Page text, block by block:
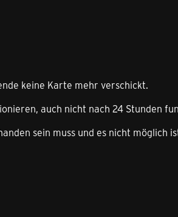
keine Karte mehr verschickt.
auch nicht nach 24 Stunden
sein muss und es nicht möglich